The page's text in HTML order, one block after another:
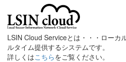
LSIN Cloud Serviceとは・・・ローカ
ルタイム提供するシステムです。
詳しくはこちらをご覧ください。